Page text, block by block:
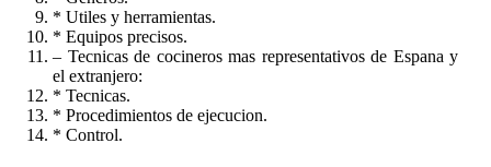
* Utiles y herramientas.
* Equipos precisos.
– Tecnicas de cocineros mas representativos de Espana y
el extranjero:
* Tecnicas.
* Procedimientos de ejecucion.
* Control.